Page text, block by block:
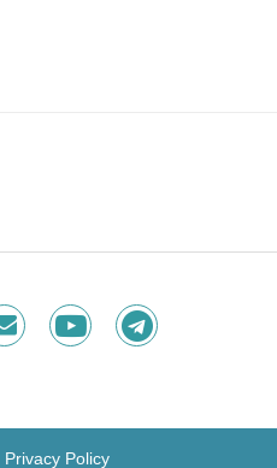
Privacy Policy